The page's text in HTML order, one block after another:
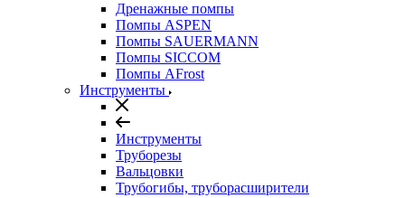
Дренажные помпы
Помпы ASPEN
Помпы SAUERMANN
Помпы SICCOM
Помпы AFrost
Инструменты
Инструменты
Труборезы
Вальцовки
Трубогибы, труборасширители